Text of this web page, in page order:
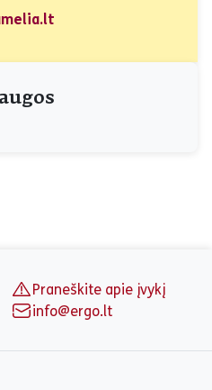
Praneškite apie įvykį
info@ergo.lt